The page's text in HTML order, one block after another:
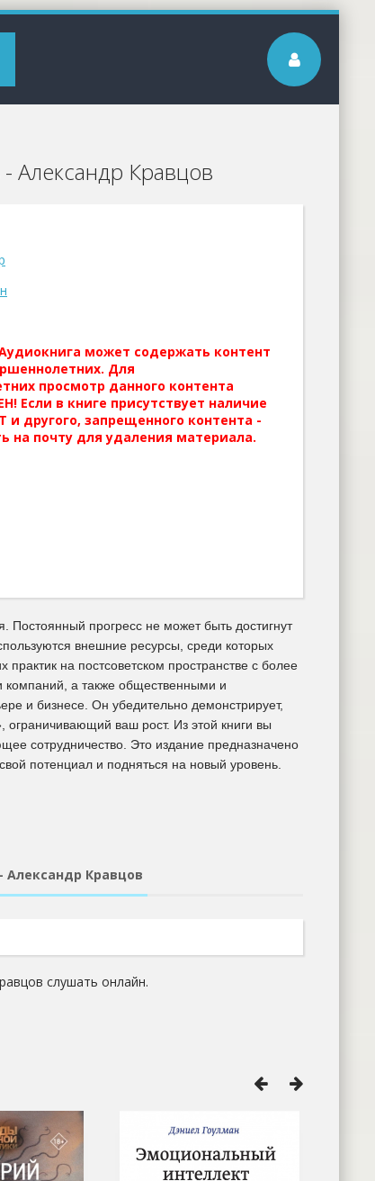
Александр Кравцов
может содержать контент
Для
просмотр данного контента
Если в книге присутствует наличие
и другого, запрещенного контента -
на почту для удаления материала.
прогресс не может быть достигнут
внешние ресурсы, среди которых
на постсоветском пространстве с более
а также общественными и
и бизнесе. Он убедительно демонстрирует,
ограничивающий ваш рост. Из этой книги вы
сотрудничество. Это издание предназначено
потенциал и подняться на новый уровень.
Кравцов
слушать онлайн.